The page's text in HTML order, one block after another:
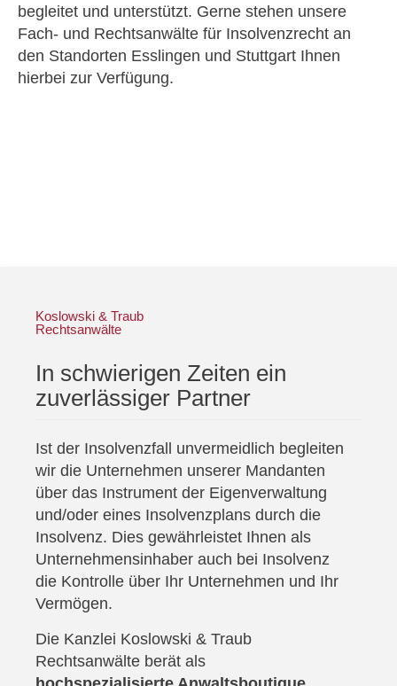
begleitet und unterstützt. Gerne stehen unsere
Fach- und Rechtsanwälte für Insolvenzrecht an
den Standorten Esslingen und Stuttgart Ihnen
hierbei zur Verfügung.
Koslowski & Traub
Rechtsanwälte
In schwierigen Zeiten ein
zuverlässiger Partner
Ist der Insolvenzfall unvermeidlich begleiten
wir die Unternehmen unserer Mandanten
über das Instrument der Eigenverwaltung
und/oder eines Insolvenzplans durch die
Insolvenz. Dies gewährleistet Ihnen als
Unternehmensinhaber auch bei Insolvenz
die Kontrolle über Ihr Unternehmen und Ihr
Vermögen.
Die Kanzlei Koslowski & Traub
Rechtsanwälte berät als